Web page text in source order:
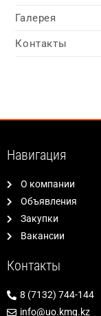
Галерея
Контакты
Навигация
О компании
Объявления
Закупки
Вакансии
Контакты
8 (7132) 744-144
info@uo.kmg.kz